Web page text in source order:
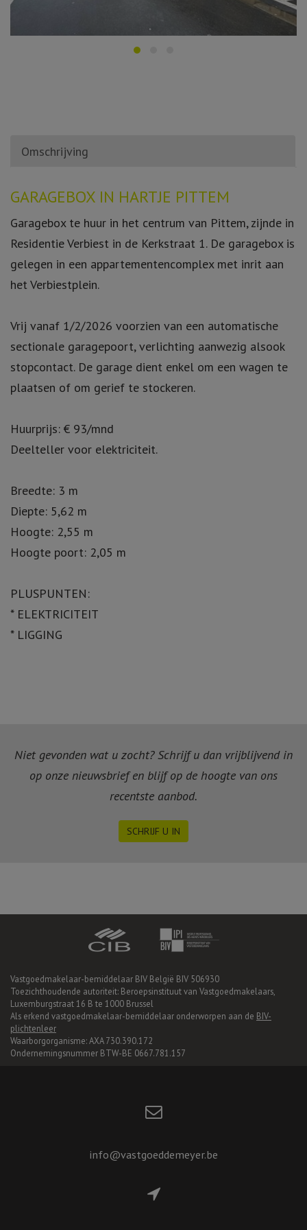
Omschrijving
Omschrijving
GARAGEBOX IN HARTJE PITTEM
Garagebox te huur in het centrum van Pittem, zijnde in
Residentie Verbiest in de Kerkstraat 1. De garagebox is
gelegen in een appartementencomplex met inrit aan
het Verbiestplein.
Vrij vanaf 1/2/2026 voorzien van een automatische
sectionale garagepoort, verlichting aanwezig alsook
stopcontact. De garage dient enkel om een wagen te
plaatsen of om gerief te stockeren.
Huurprijs: € 93/mnd
Deelteller voor elektriciteit.
Breedte: 3 m
Diepte: 5,62 m
Hoogte: 2,55 m
Hoogte poort: 2,05 m
PLUSPUNTEN:
* ELEKTRICITEIT
* LIGGING
Niet gevonden wat u zocht? Schrijf u dan vrijblijvend in
op onze nieuwsbrief en blijf op de hoogte van ons
recentste aanbod.
SCHRIJF U IN
Vastgoedmakelaar-bemiddelaar BIV België BIV 506930
Toezichthoudende autoriteit: Beroepsinstituut van Vastgoedmakelaars,
Luxemburgstraat 16 B te 1000 Brussel
Als erkend vastgoedmakelaar-bemiddelaar onderworpen aan de BIV-
plichtenleer
Waarborgorganisme: AXA 730.390.172
Ondernemingsnummer BTW-BE 0667.781.157
info@vastgoeddemeyer.be